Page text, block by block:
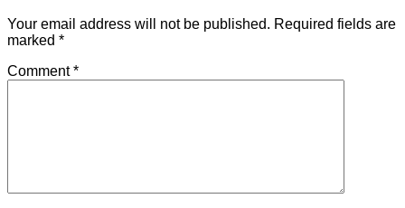
Your email address will not be published. Required fields are
marked *
Comment*